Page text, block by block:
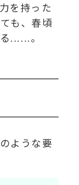
を持った
も、春頃
......。
ような要